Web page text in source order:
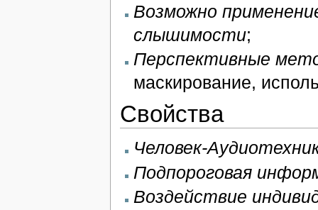
Возможно
слышимости;
Перспективные
маскирование,
Свойства
Человек-
Подпороговая
Воздействие